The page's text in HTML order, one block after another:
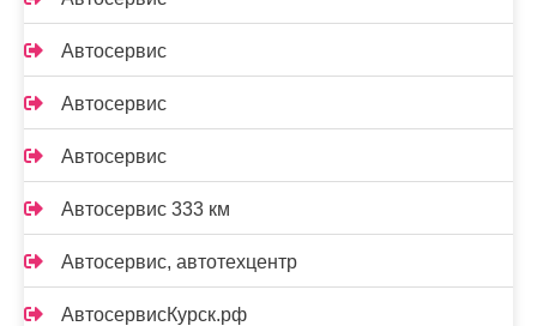
Автосервис
Автосервис
Автосервис
Автосервис 333 км
Автосервис, автотехцентр
АвтосервисКурск.рф